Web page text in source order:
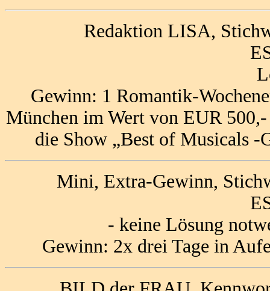
Redaktion LISA,
Gewinn: 1 Romantik-
München im Wert von EUR
die Show „Best of Musicals
Mini, Extra-Gewinn,
- keine Lösung
Gewinn: 2x drei Tage in